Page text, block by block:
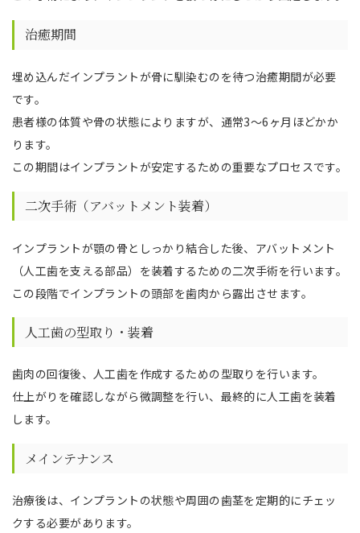
治癒期間
埋め込んだインプラントが骨に馴染むのを待つ治癒期間が必要
です。
患者様の体質や骨の状態によりますが、通常3〜6ヶ月ほどかか
ります。
この期間はインプラントが安定するための重要なプロセスです。
二次手術（アバットメント装着）
インプラントが顎の骨としっかり結合した後、アバットメント
（人工歯を支える部品）を装着するための二次手術を行います。
この段階でインプラントの頭部を歯肉から露出させます。
人工歯の型取り・装着
歯肉の回復後、人工歯を作成するための型取りを行います。
仕上がりを確認しながら微調整を行い、最終的に人工歯を装着
します。
メインテナンス
治療後は、インプラントの状態や周囲の歯茎を定期的にチェッ
クする必要があります。